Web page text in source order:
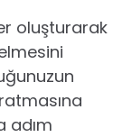
oluşturarak
adım